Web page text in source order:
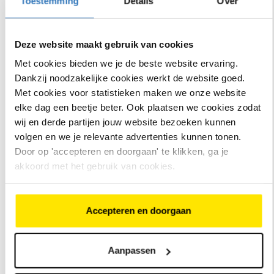
Deze website maakt gebruik van cookies
Met cookies bieden we je de beste website ervaring.
Dankzij noodzakelijke cookies werkt de website goed.
Met cookies voor statistieken maken we onze website
elke dag een beetje beter. Ook plaatsen we cookies zodat
wij en derde partijen jouw website bezoeken kunnen
volgen en we je relevante advertenties kunnen tonen.
Door op 'accepteren en doorgaan' te klikken, ga je
akkoord met het gebruik van cookies.
Accepteren en doorgaan
Aanpassen
bijvoorbeeld de supermarkt.
Deze locatie dicht bij het wegdek zorgt ervoor dat de fiets
een fijne gewichtsverdeling heeft en stabiel fietst.
Een motor in het achterwiel is vooral handig voor
heuvelachtige gebieden. Ga je vaak op vakantie naar
gebieden met heuvels (of zelfs bergen)? Dan kan het goed
zijn dat elektrische fiets met achterwielmotor perfect is
het wegdek. Lees meer in onze blog over
neem contact op met deBike Totaal winkelbij jou in de
Advies
Alles wat je moeten weten over fietsen
en accessoires
Bekijk hier
Service
Bekijk alle services die wij verlenen bij